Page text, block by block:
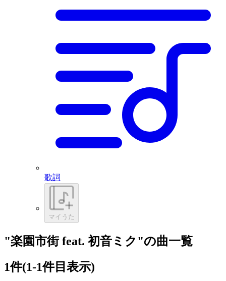
歌詞
マイうた
"楽園市街 feat. 初音ミク"の曲一覧
1件(1-1件目表示)